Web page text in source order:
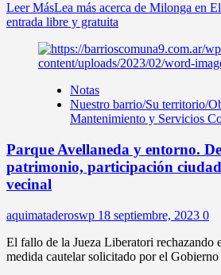
Leer MásLea más acerca de Milonga en
entrada libre y gratuita
Notas
Nuestro barrio/Su territorio/
Mantenimiento y Servicios
Parque Avellaneda y entorno.
patrimonio, participación
vecinal
aquimataderoswp 18 septiembre, 2023 0
El fallo de la Jueza Liberatori rechazando
medida cautelar solicitado por el